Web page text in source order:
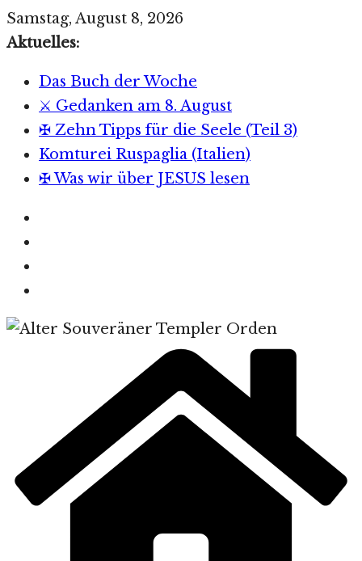
Zum
Inhalt
Samstag, August 8, 2026
Aktuelles:
Das Buch der Woche
⚔️ Gedanken am 8. August
✠ Zehn Tipps für die Seele (Teil 3)
Komturei Ruspaglia (Italien)
✠ Was wir über JESUS lesen